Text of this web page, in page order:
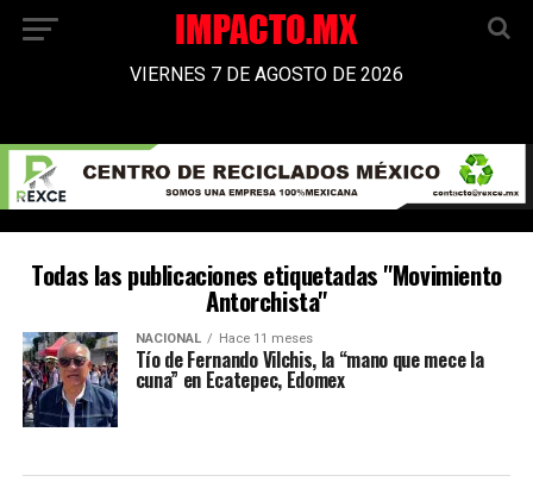
VIERNES 7 DE AGOSTO DE 2026
Todas las publicaciones etiquetadas "Movimiento
Antorchista"
NACIONAL Hace 11 meses
Tío de Fernando Vilchis, la “mano que mece la
cuna” en Ecatepec, Edomex